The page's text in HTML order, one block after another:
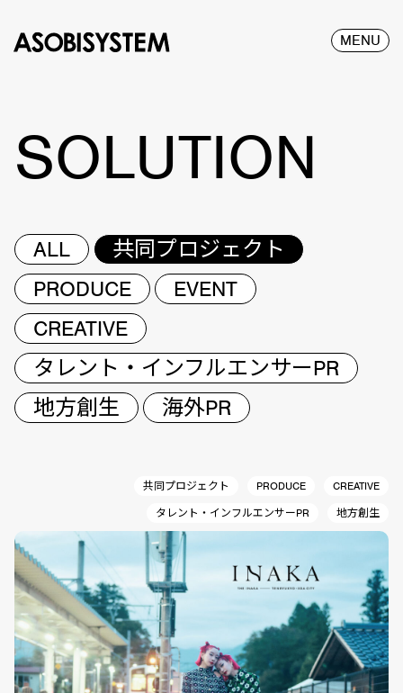
MENU
ALL
共同プロジェクト
PRODUCE
EVENT
CREATIVE
タレント・インフルエンサーPR
地方創生
海外PR
SOLUTION
共同プロジェクト PRODUCE
CREATIVE
タレント・インフルエンサーPR
地方創生